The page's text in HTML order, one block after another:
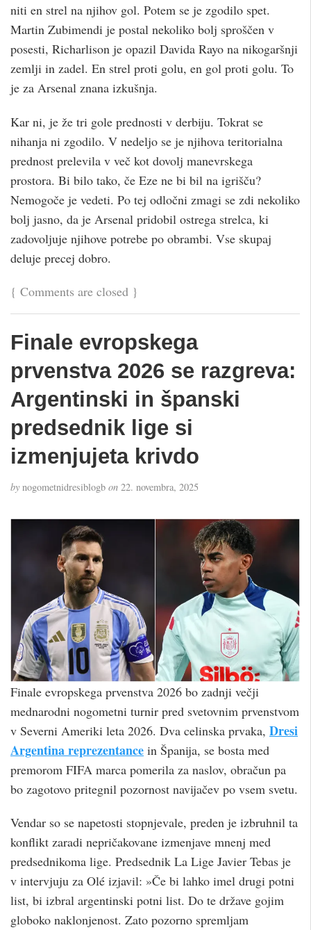
niti en strel na njihov gol. Potem se je zgodilo spet.
Martin Zubimendi je postal nekoliko bolj sproščen v
posesti, Richarlison je opazil Davida Rayo na nikogaršnji
zemlji in zadel. En strel proti golu, en gol proti golu. To
je za Arsenal znana izkušnja.
Kar ni, je že tri gole prednosti v derbiju. Tokrat se
nihanja ni zgodilo. V nedeljo se je njihova teritorialna
prednost prelevila v več kot dovolj manevrskega
prostora. Bi bilo tako, če Eze ne bi bil na igrišču?
Nemogoče je vedeti. Po tej odločni zmagi se zdi nekoliko
bolj jasno, da je Arsenal pridobil ostrega strelca, ki
zadovoljuje njihove potrebe po obrambi. Vse skupaj
deluje precej dobro.
{ Comments are closed }
Finale evropskega
prvenstva 2026 se razgreva:
Argentinski in španski
predsednik lige si
izmenjujeta krivdo
by nogometnidresiblogb on 22. novembra, 2025
Finale evropskega prvenstva 2026 bo zadnji večji
mednarodni nogometni turnir pred svetovnim prvenstvom
v Severni Ameriki leta 2026. Dva celinska prvaka, Dresi
Argentina reprezentance in Španija, se bosta med
premorom FIFA marca pomerila za naslov, obračun pa
bo zagotovo pritegnil pozornost navijačev po vsem svetu.
Vendar so se napetosti stopnjevale, preden je izbruhnil ta
konflikt zaradi nepričakovane izmenjave mnenj med
predsednikoma lige. Predsednik La Lige Javier Tebas je
v intervjuju za Olé izjavil: »Če bi lahko imel drugi potni
list, bi izbral argentinski potni list. Do te države gojim
globoko naklonjenost. Zato pozorno spremljam